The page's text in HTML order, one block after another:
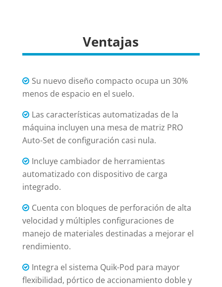
Ventajas
Su nuevo diseño compacto ocupa un 30%
menos de espacio en el suelo.
Las características automatizadas de la
máquina incluyen una mesa de matriz PRO
Auto-Set de configuración casi nula.
Incluye cambiador de herramientas
automatizado con dispositivo de carga
integrado.
Cuenta con bloques de perforación de alta
velocidad y múltiples configuraciones de
manejo de materiales destinadas a mejorar el
rendimiento.
Integra el sistema Quik-Pod para mayor
flexibilidad, pórtico de accionamiento doble y